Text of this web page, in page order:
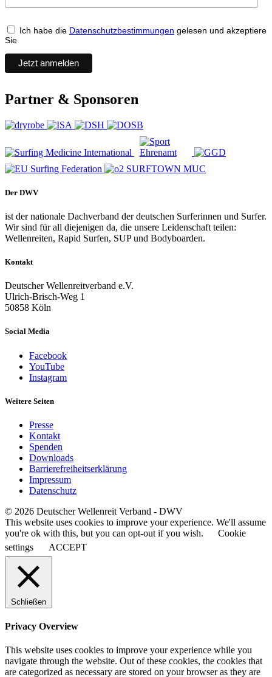
Ich habe die Datenschutzbestimmungen gelesen und akzeptiere
Sie
Partner & Sponsoren
Der DWV
ist der nationale Dachverband der deutschen Surferinnen und Surfer.
Wir sind für all diejenigen da, die unsere Leidenschaft teilen:
Wellenreiten, Rapid Surfen, SUP und Bodyboarden.
Kontakt
Deutscher Wellenreitverband e.V.
Ulrich-Brisch-Weg 1
50858 Köln
Social Media
Facebook
YouTube
Instagram
Weitere Seiten
Presse
Kontakt
Spenden
Downloads
Barrierefreiheitserklärung
Impressum
Datenschutz
© 2026 Deutscher Wellenreit Verband - DWV
This website uses cookies to improve your experience. We'll assume
you're ok with this, but you can opt-out if you wish.
Cookie
settings
ACCEPT
Schließen
Privacy Overview
This website uses cookies to improve your experience while you
navigate through the website. Out of these cookies, the cookies that
are categorized as necessary are stored on your browser as they are